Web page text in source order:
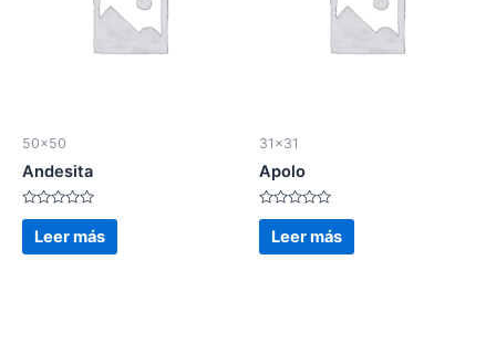
50x50
Andesita
Valorado
en
de
Leer más
31x31
Apolo
Valorado
en
de
Leer más